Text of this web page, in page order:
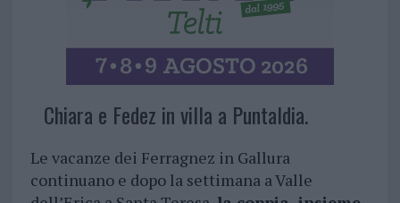
Chiara e Fedez in villa a Puntaldia.
Le vacanze dei Ferragnez in Gallura
continuano e dopo la settimana a Valle